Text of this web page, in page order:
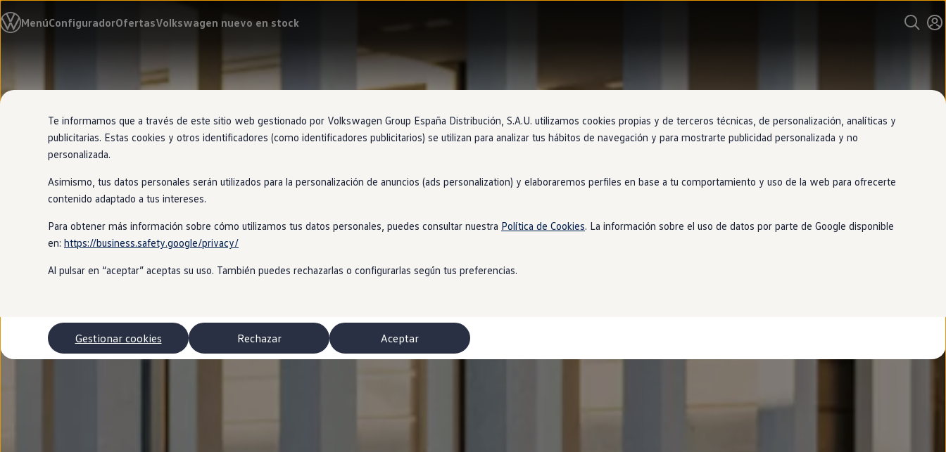
directamente
directamente
página
MenúConfiguradorOfertasVolkswagen nuevo en stock
Modelos y configurador
Nuevo ID. Cross
Volkswagen nuevo en stock
Volkswagen de ocasión
Financiación
My Way
Seguros
Empresas
Autoescuelas
Más sobre eléctricos
Más sobre híbridos
Plan Auto +
Etiquetas DGT
Simulador de autonomía, carga y ahorro
Soluciones de carga
Autonomía
Clientes y posventa
Club Volkswagen
Ofertas posventa
Te informamos que a través de este sitio web gestionado por Volkswagen Group España Distribución, S.A.U. utilizamos cookies propias y de terceros técnicas, de personalización, analíticas y
publicitarias. Estas cookies y otros identificadores (como identificadores publicitarios) se utilizan para analizar tus hábitos de navegación y para mostrarte publicidad personalizada y no
personalizada.
Asimismo, tus datos personales serán utilizados para la personalización de anuncios (ads personalization) y elaboraremos perfiles en base a tu comportamiento y uso de la web para ofrecerte
contenido adaptado a tus intereses.
Para obtener más información sobre cómo utilizamos tus datos personales, puedes consultar nuestra Política de Cookies. La información sobre el uso de datos por parte de Google disponible
en: https://business.safety.google/privacy/
Al pulsar en “aceptar” aceptas su uso. También puedes rechazarlas o configurarlas según tus preferencias.
Aceptar
Rechazar
Gestionar cookies